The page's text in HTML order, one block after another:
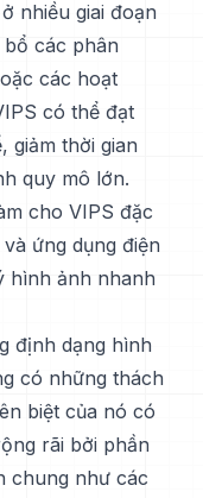
nhiều giai đoạn
các phân
các hoạt
có thể đạt
giảm thời gian
quy mô lớn.
cho VIPS đặc
ứng dụng điện
hình ảnh nhanh
định dạng hình
có những thách
biệt của nó có
rãi bởi phần
chung như các